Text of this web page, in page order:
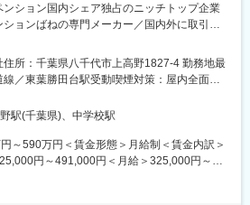
・製造部含めて同オフィスで勤務していま
離も近く、活発に意見交換しやすい環境で
た手当
当、能力手当等の手当が多くございます。
両方を実現できる環境です。
ンション国内シェア独占のニッチトップ企業
ョンばねの専門メーカー／国内外に取引先
ンション部品などを扱う当社にて、生産技術
す。
工程設計、制御回路設計
用ロボット導入
住所：千葉県八千代市上高野1827-4 勤務地最
／東葉勝田台駅受動喫煙対策：屋内全面禁
定める事業所
駅(千葉県)、中学校駅
～590万円＜賃金形態＞月給制＜賃金内訳＞
円～491,000円＜月給＞325,000円～